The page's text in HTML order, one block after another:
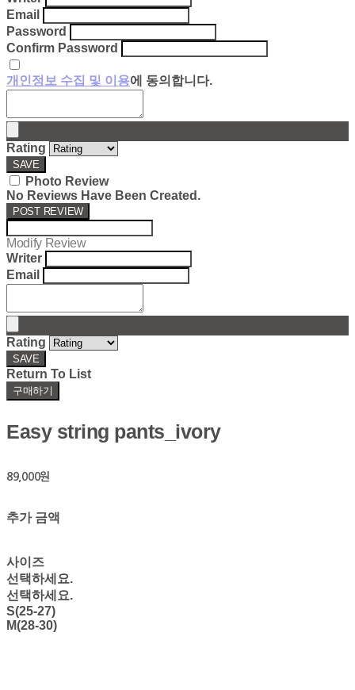
Email
Password
Confirm Password
개인정보 수집 및 이용에 동의합니다.
Rating
SAVE
Photo Review
No Reviews Have Been Created.
POST REVIEW
Modify Review
Writer
Email
Rating
SAVE
Return To List
구매하기
Easy string pants_ivory
89,000원
추가 금액
사이즈
선택하세요.
선택하세요.
S(25-27)
M(28-30)